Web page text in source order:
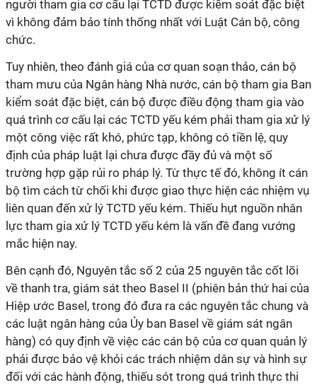
người tham gia cơ cấu lại TCTD được kiểm soát đặc biệt
vì không đảm bảo tính thống nhất với Luật Cán bộ, công
chức.
Tuy nhiên, theo đánh giá của cơ quan soạn thảo, cán bộ
tham mưu của Ngân hàng Nhà nước, cán bộ tham gia Ban
kiểm soát đặc biệt, cán bộ được điều động tham gia vào
quá trình cơ cấu lại các TCTD yếu kém phải tham gia xử lý
một công việc rất khó, phức tạp, không có tiền lệ, quy
định của pháp luật lại chưa được đầy đủ và một số
trường hợp gặp rủi ro pháp lý. Từ thực tế đó, không ít cán
bộ tìm cách từ chối khi được giao thực hiện các nhiệm vụ
liên quan đến xử lý TCTD yếu kém. Thiếu hụt nguồn nhân
lực tham gia xử lý TCTD yếu kém là vấn đề đang vướng
mắc hiện nay.
Bên cạnh đó, Nguyên tắc số 2 của 25 nguyên tắc cốt lõi
về thanh tra, giám sát theo Basel II (phiên bản thứ hai của
Hiệp ước Basel, trong đó đưa ra các nguyên tắc chung và
các luật ngân hàng của Ủy ban Basel về giám sát ngân
hàng) có quy định về việc các cán bộ của cơ quan quản lý
phải được bảo vệ khỏi các trách nhiệm dân sự và hình sự
đối với các hành động, thiếu sót trong quá trình thực thi